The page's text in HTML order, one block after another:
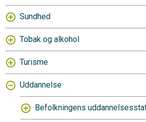
Sundhed
Tobak og alkohol
Turisme
Uddannelse
Befolkningens